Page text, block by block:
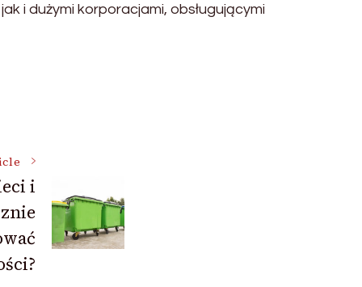
i dużymi korporacjami, obsługującymi
i